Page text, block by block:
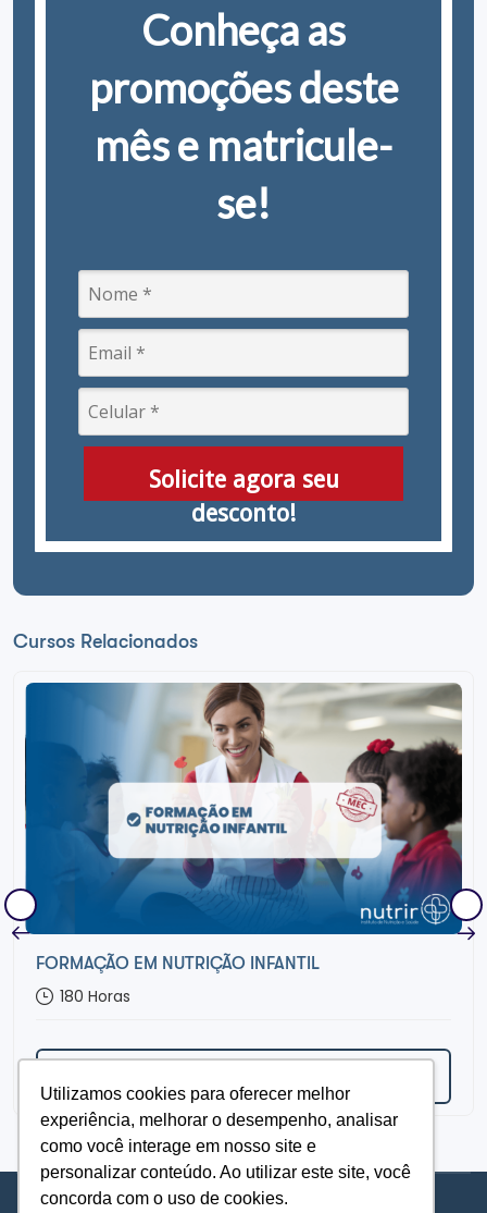
Utilizamos cookies para oferecer melhor
experiência, melhorar o desempenho, analisar
como você interage em nosso site e
personalizar conteúdo. Ao utilizar este site, você
concorda com o uso de cookies.
Conheça as
promoções deste
mês e matricule-
se!
Solicite agora seu
desconto!
Cursos Relacionados
FORMAÇÃO EM NUTRIÇÃO INFANTIL
180 Horas